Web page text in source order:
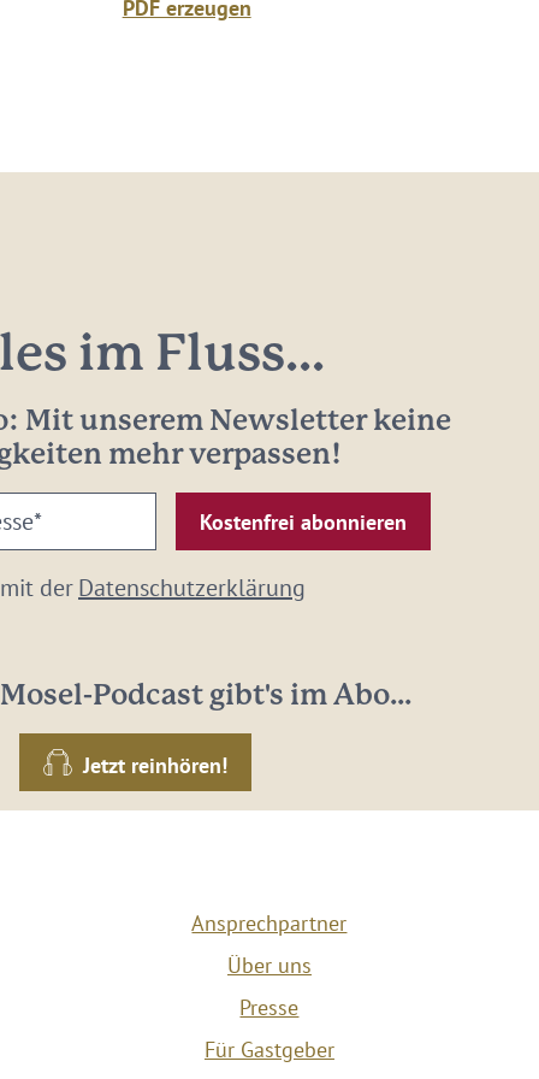
PDF erzeugen
im Fluss...
Mit unserem Newsletter keine
mehr verpassen!
derDatenschutzerklärung
Podcast gibt's im Abo...
Jetzt reinhören!
Ansprechpartner
Über uns
Presse
Für Gastgeber